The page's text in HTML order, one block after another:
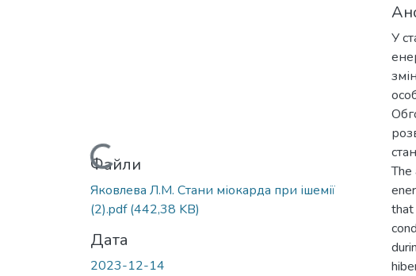
Вантажиться...
Файли
Яковлева Л.М. Стани міокарда при ішемії
(2).pdf(442,38 KB)
Дата
2023-12-14
У
The
that